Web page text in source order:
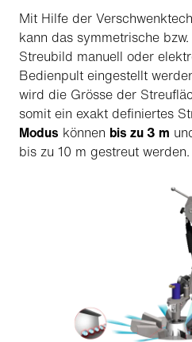
Mit Hilfe der
kann das symmetrische
Streubild manuell oder
Bedienpult eingestellt
wird die Grösse der
somit ein exakt definiertes
Modus können bis zu 3 m
bis zu 10 m gestreut werden.